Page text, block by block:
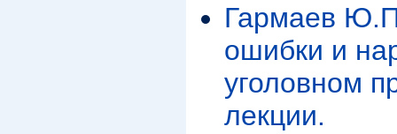
Гармаев
ошибки и
уголовном
лекции.